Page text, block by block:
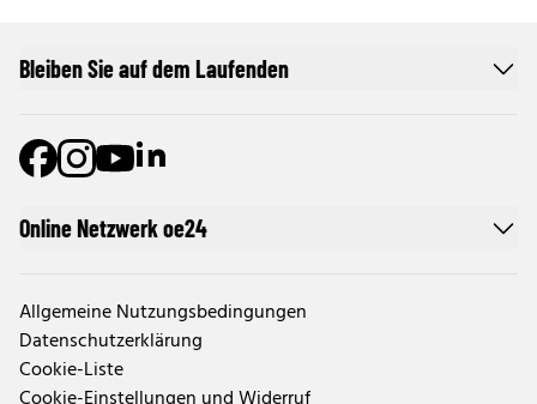
Online Netzwerk oe24
Allgemeine Nutzungsbedingungen
Datenschutzerklärung
Cookie-Liste
Bleiben Sie auf dem Laufenden